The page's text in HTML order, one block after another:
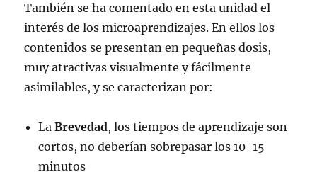
También se ha comentado en esta unidad el
interés de los microaprendizajes. En ellos los
contenidos se presentan en pequeñas dosis,
muy atractivas visualmente y fácilmente
asimilables, y se caracterizan por:
La Brevedad, los tiempos de aprendizaje son
cortos, no deberían sobrepasar los 10-15
minutos